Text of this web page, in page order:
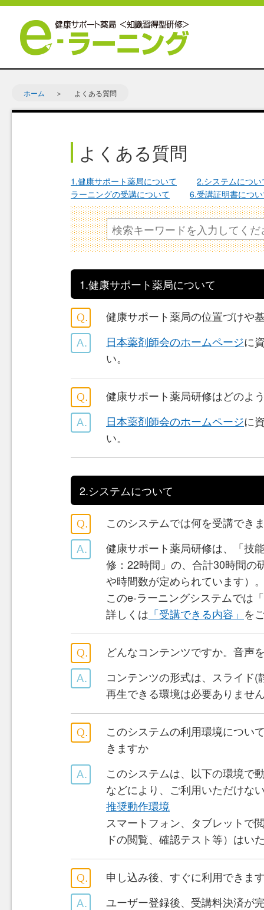
ホーム よくある質問
よくある質問
1.健康サポート薬局について
2.システムについ
ラーニングの受講について
6.受講証明書につ
1.健康サポート薬局について
健康サポート薬局の位置づけや
日本薬剤師会のホームページに
い。
健康サポート薬局研修はどのよ
日本薬剤師会のホームページに
い。
2.システムについて
このシステムでは何を受講でき
健康サポート薬局研修は、「技
修：22時間」の、合計30時間の
や時間数が定められています）
このe-ラーニングシステムでは
詳しくは 「受講できる内容」 を
どんなコンテンツですか。音声
コンテンツの形式は、スライド
再生できる環境は必要ありませ
このシステムの利用環境につい
きますか
このシステムは、以下の環境で
などにより、ご利用いただけな
推奨動作環境
スマートフォン、タブレットで
ドの閲覧、確認テスト等）はい
申し込み後、すぐに利用できま
ユーザー登録後、受講料決済が